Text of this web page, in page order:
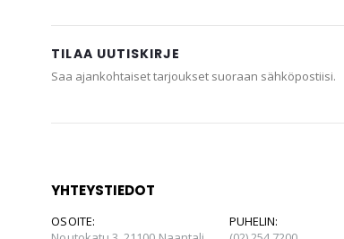
TILAA UUTISKIRJE
Saa ajankohtaiset tarjoukset suoraan sähköpostiisi.
YHTEYSTIEDOT
OSOITE:
PUHELIN: